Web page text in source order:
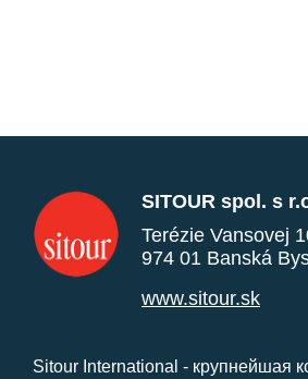
SITOUR spol. s
Terézie Vansovej
974 01 Banská
www.sitour.sk
Sitour International - крупнейшая